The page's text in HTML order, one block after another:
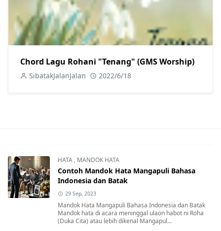
Chord Lagu Rohani "Tenang" (GMS Worship)
SibatakJalanJalan 2022/6/18
HATA , MANDOK HATA
Contoh Mandok Hata Mangapuli Bahasa
Indonesia dan Batak
29 Sep, 2023
Mandok Hata Mangapuli Bahasa Indonesia dan Batak
Mandok hata di acara meninggal ulaon habot ni Roha
(Duka Cita) atau lebih dikenal Mangapul...